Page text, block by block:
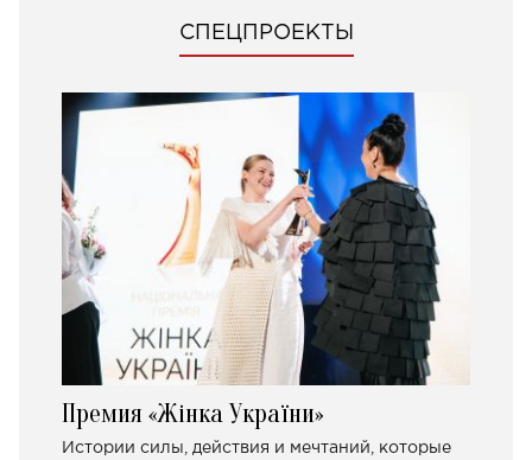
СПЕЦПРОЕКТЫ
Премия «Жінка України»
Истории силы, действия и мечтаний, которые